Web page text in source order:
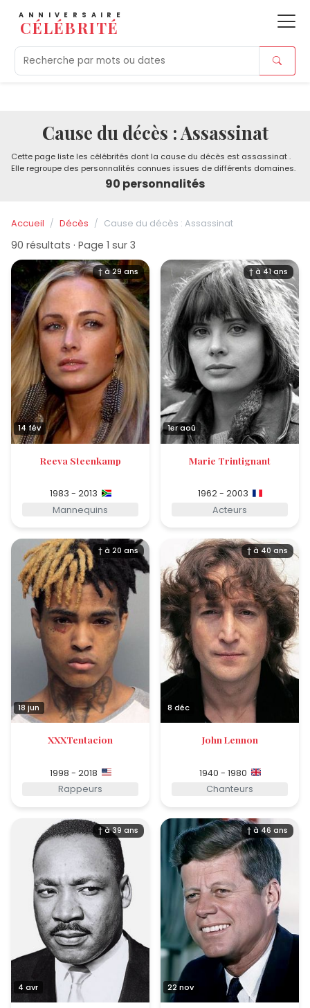
ANNIVERSAIRE
CÉLÉBRITÉ
Aujourd'hui Tendances Morts
Cause du décès : Assassinat
Cette page liste les célébrités dont la cause du décès est assassinat .
Elle regroupe des personnalités connues issues de différents domaines.
90 personnalités
Accueil Décès Cause du décès : Assassinat
90 résultats · Page 1 sur 3
† à 29 ans
14 fév
Reeva Steenkamp
1983 - 2013
Mannequins
† à 41 ans
1er aoû
Marie Trintignant
1962 - 2003
Acteurs
† à 20 ans
18 jun
XXXTentacion
1998 - 2018
Rappeurs
† à 40 ans
8 déc
John Lennon
1940 - 1980
Chanteurs
† à 39 ans
4 avr
† à 46 ans
22 nov